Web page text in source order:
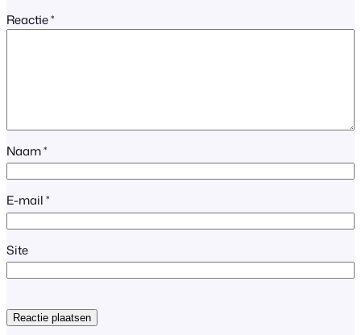
Reactie*
Naam*
E-mail*
Site